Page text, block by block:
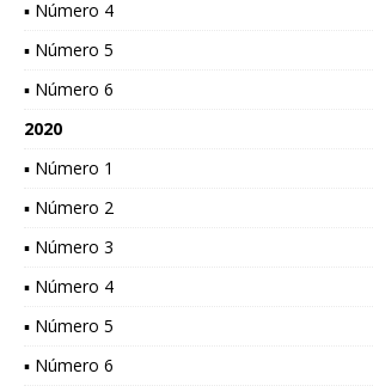
▪ Número 4
▪ Número 5
▪ Número 6
2020
▪ Número 1
▪ Número 2
▪ Número 3
▪ Número 4
▪ Número 5
▪ Número 6